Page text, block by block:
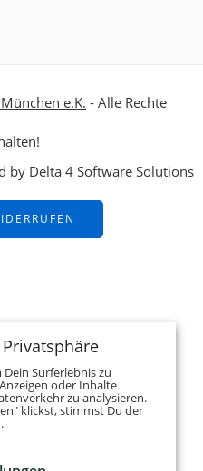
e.K. - Alle Rechte
by Delta 4 Software Solutions
Surferlebnis zu
oder Inhalte
zu analysieren.
klickst, stimmst Du der